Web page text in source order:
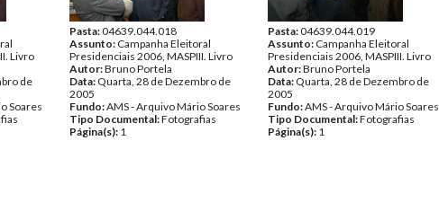
Livro
de
Soares
Pasta:04639.044.018
Assunto: Campanha Eleitoral
Presidenciais 2006, MASPIII. Livro
Autor:Bruno Portela
Data: Quarta, 28 de Dezembro de
2005
Fundo:AMS - Arquivo Mário Soares
Tipo Documental:Fotografias
Página(s): 1
Pasta:04639.044.019
Assunto: Campanha Eleitoral
Presidenciais 2006, MASPIII. Livro
Autor:Bruno Portela
Data: Quarta, 28 de Dezembro de
2005
Fundo:AMS - Arquivo Mário Soares
Tipo Documental:Fotografias
Página(s): 1